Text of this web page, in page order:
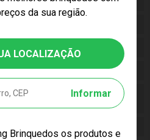
da sua região.
LOCALIZAÇÃO
Informar
Brinquedos os produtos e